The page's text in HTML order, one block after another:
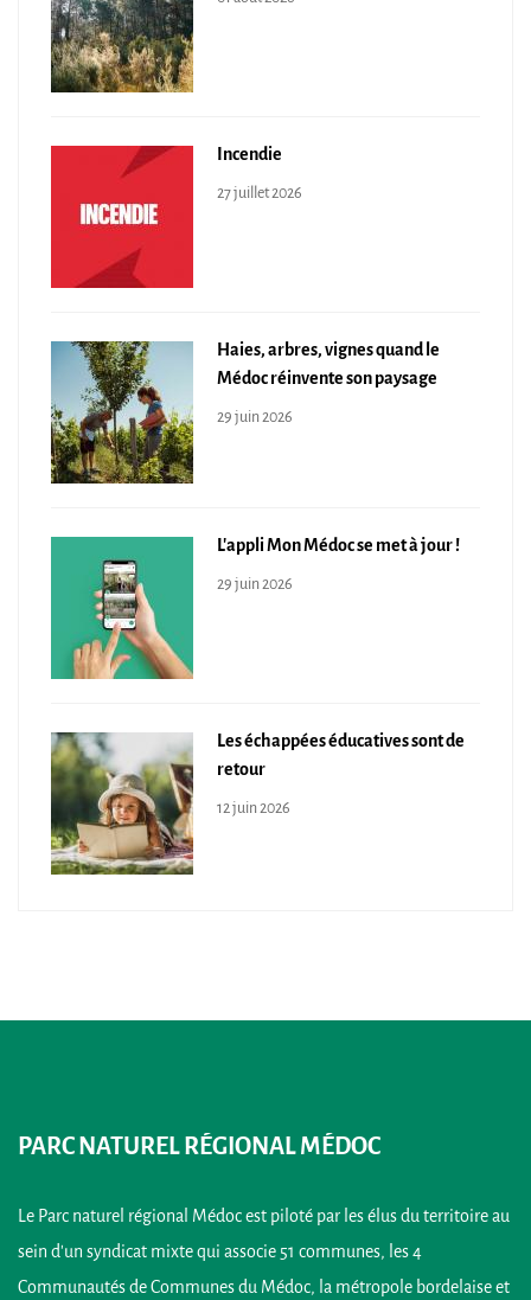
Incendie
27 juillet 2026
Haies, arbres, vignes quand le
Médoc réinvente son paysage
29 juin 2026
L'appli Mon Médoc se met à jour !
29 juin 2026
Les échappées éducatives sont de
retour
12 juin 2026
PARC NATUREL RÉGIONAL MÉDOC
Le Parc naturel régional Médoc est piloté par les élus du territoire au
sein d’un syndicat mixte qui associe 51 communes, les 4
Communautés de Communes du Médoc, la métropole bordelaise et